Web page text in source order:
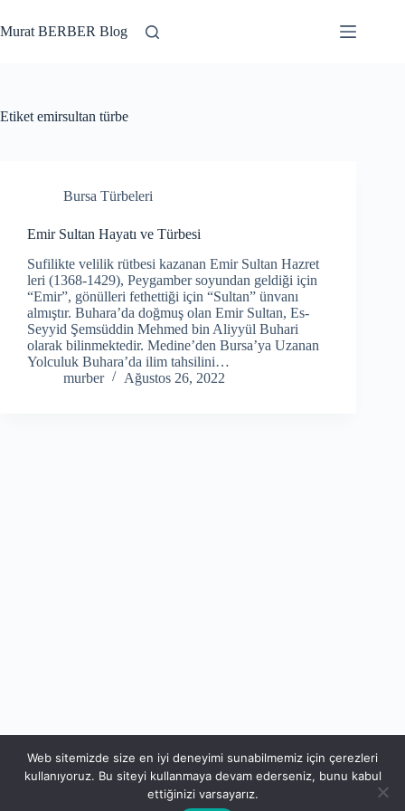
to
content
Murat BERBER Blog
Etiket emirsultan türbe
Bursa Türbeleri
Emir Sultan Hayatı ve Türbesi
Sufilikte velilik rütbesi kazanan Emir Sultan Hazret
leri (1368-1429), Peygamber soyundan geldiği için
“Emir”, gönülleri fethettiği için “Sultan” ünvanı
almıştır. Buhara’da doğmuş olan Emir Sultan, Es-
Seyyid Şemsüddin Mehmed bin Aliyyül Buhari
olarak bilinmektedir. Medine’den Bursa’ya Uzanan
Yolculuk Buhara’da ilim tahsilini…
murber
Ağustos 26, 2022
Web sitemizde size en iyi deneyimi sunabilmemiz için çerezleri
kullanıyoruz. Bu siteyi kullanmaya devam ederseniz, bunu kabul
ettiğinizi varsayarız.